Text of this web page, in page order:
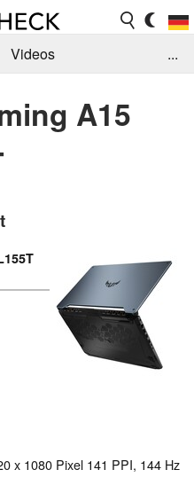
Videos
Jobs
...
A15
x 1080 Pixel 141 PPI, 144 Hz